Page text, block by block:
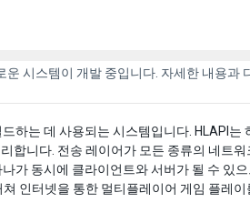
시스템이 개발 중입니다. 자세한 내용과
하는 데 사용되는 시스템입니다. HLAPI는
합니다. 전송 레이어가 모든 종류의 네트
가 동시에 클라이언트와 서버가 될 수 있
인터넷을 통한 멀티플레이어 게임 플레이